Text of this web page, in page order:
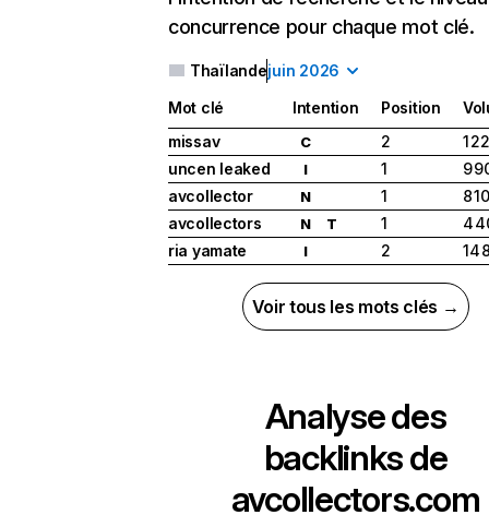
concurrence pour chaque mot clé.
Thaïlandejuin 2026
Mot clé Intention Position
missav
C 2
1
uncen leaked
I 1
9
avcollector
N 1
8
avcollectors
N T 1
4
ria yamate
I 2 14
Voir tous les mots clés →
Analyse des
backlinks de
avcollectors.com